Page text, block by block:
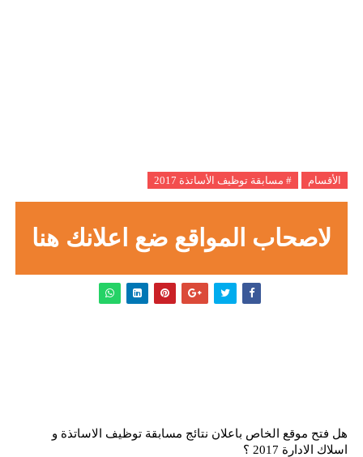
الأقسام # مسابقة توظيف الأساتذة 2017
لاصحاب المواقع ضع اعلانك هنا
هل فتح موقع الخاص باعلان نتائج مسابقة توظيف الاساتذة و
اسلاك الادارة 2017 ؟